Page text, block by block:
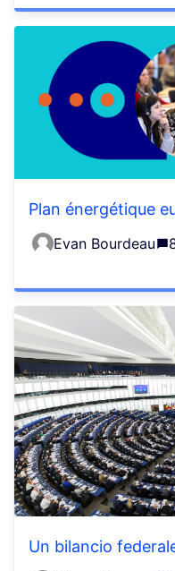
Plan énergétique
Evan Bourdeau
Un bilancio